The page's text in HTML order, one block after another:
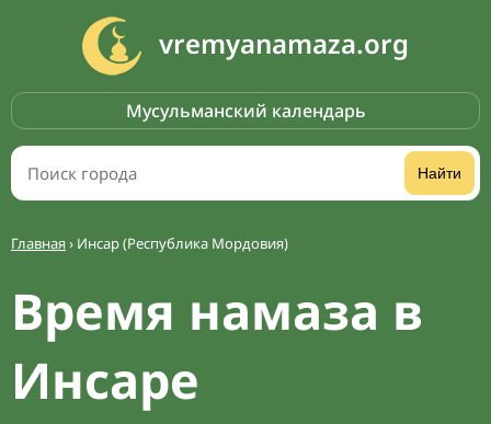
vremyanamaza.org
Мусульманский календарь
Найти
Главная› Инсар (Республика Мордовия)
Время намаза в
Инсаре